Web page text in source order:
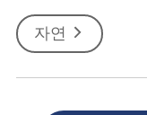
자연